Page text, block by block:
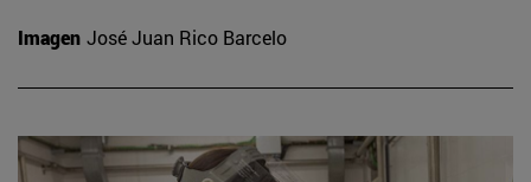
Imagen José Juan Rico Barcelo